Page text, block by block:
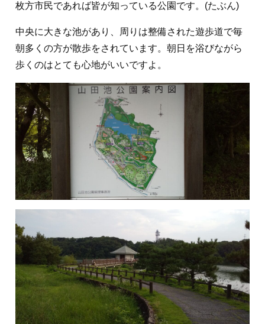
枚方市民であれば皆が知っている公園です。(たぶん)
中央に大きな池があり、周りは整備された遊歩道で毎
朝多くの方が散歩をされています。朝日を浴びながら
歩くのはとても心地がいいですよ。